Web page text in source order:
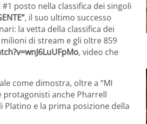
#1 posto nella classifica dei singoli
, il suo ultimo successo
la vetta della classifica dei
di stream e gli oltre 859
, video che
come dimostra, oltre a “MI
protagonisti anche Pharrell
Platino e la prima posizione della